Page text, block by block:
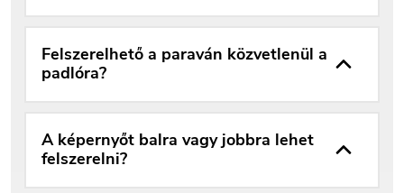
Felszerelhető a paraván közvetlenül a
padlóra?
A képernyőt balra vagy jobbra lehet
felszerelni?